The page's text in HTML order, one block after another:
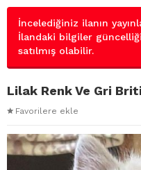
İncelediğiniz ilanın
İlandaki bilgiler
satılmış olabilir.
Lilak Renk Ve Gri
Favorilere ekle